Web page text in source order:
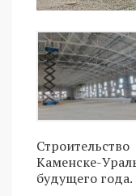
Каменске-
будущего года.